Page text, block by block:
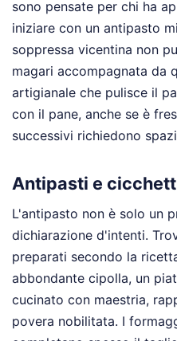
sono pensate per chi ha
iniziare con un antipasto
soppressa vicentina non
magari accompagnata da
artigianale che pulisce il
con il pane, anche se è
successivi richiedono
Antipasti e
L'antipasto non è solo un
dichiarazione d'intenti.
preparati secondo la
abbondante cipolla, un
cucinato con maestria,
povera nobilitata. I